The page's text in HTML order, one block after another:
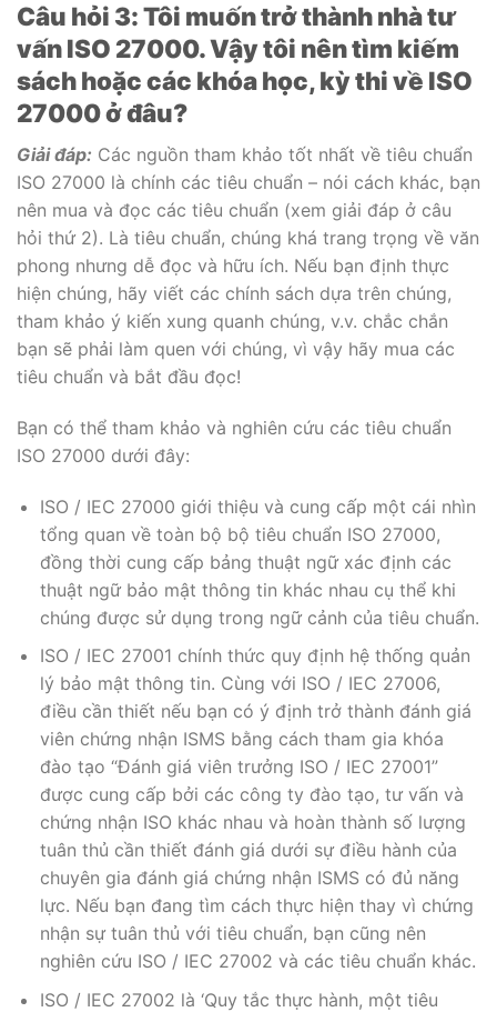
Câu hỏi 3: Tôi muốn trở thành nhà tư
vấn ISO 27000. Vậy tôi nên tìm kiếm
sách hoặc các khóa học, kỳ thi về ISO
27000 ở đâu?
Giải đáp: Các nguồn tham khảo tốt nhất về tiêu chuẩn
ISO 27000 là chính các tiêu chuẩn – nói cách khác, bạn
nên mua và đọc các tiêu chuẩn (xem giải đáp ở câu
hỏi thứ 2). Là tiêu chuẩn, chúng khá trang trọng về văn
phong nhưng dễ đọc và hữu ích. Nếu bạn định thực
hiện chúng, hãy viết các chính sách dựa trên chúng,
tham khảo ý kiến ​​xung quanh chúng, v.v. chắc chắn
bạn sẽ phải làm quen với chúng, vì vậy hãy mua các
tiêu chuẩn và bắt đầu đọc!
Bạn có thể tham khảo và nghiên cứu các tiêu chuẩn
ISO 27000 dưới đây:
ISO / IEC 27000 giới thiệu và cung cấp một cái nhìn
tổng quan về toàn bộ bộ tiêu chuẩn ISO 27000,
đồng thời cung cấp bảng thuật ngữ xác định các
thuật ngữ bảo mật thông tin khác nhau cụ thể khi
chúng được sử dụng trong ngữ cảnh của tiêu chuẩn.
ISO / IEC 27001 chính thức quy định hệ thống quản
lý bảo mật thông tin. Cùng với ISO / IEC 27006,
điều cần thiết nếu bạn có ý định trở thành đánh giá
viên chứng nhận ISMS bằng cách tham gia khóa
đào tạo “Đánh giá viên trưởng ISO / IEC 27001”
được cung cấp bởi các công ty đào tạo, tư vấn và
chứng nhận ISO khác nhau và hoàn thành số lượng
tuân thủ cần thiết đánh giá dưới sự điều hành của
chuyên gia đánh giá chứng nhận ISMS có đủ năng
lực. Nếu bạn đang tìm cách thực hiện thay vì chứng
nhận sự tuân thủ với tiêu chuẩn, bạn cũng nên
nghiên cứu ISO / IEC 27002 và các tiêu chuẩn khác.
ISO / IEC 27002 là ‘Quy tắc thực hành, một tiêu